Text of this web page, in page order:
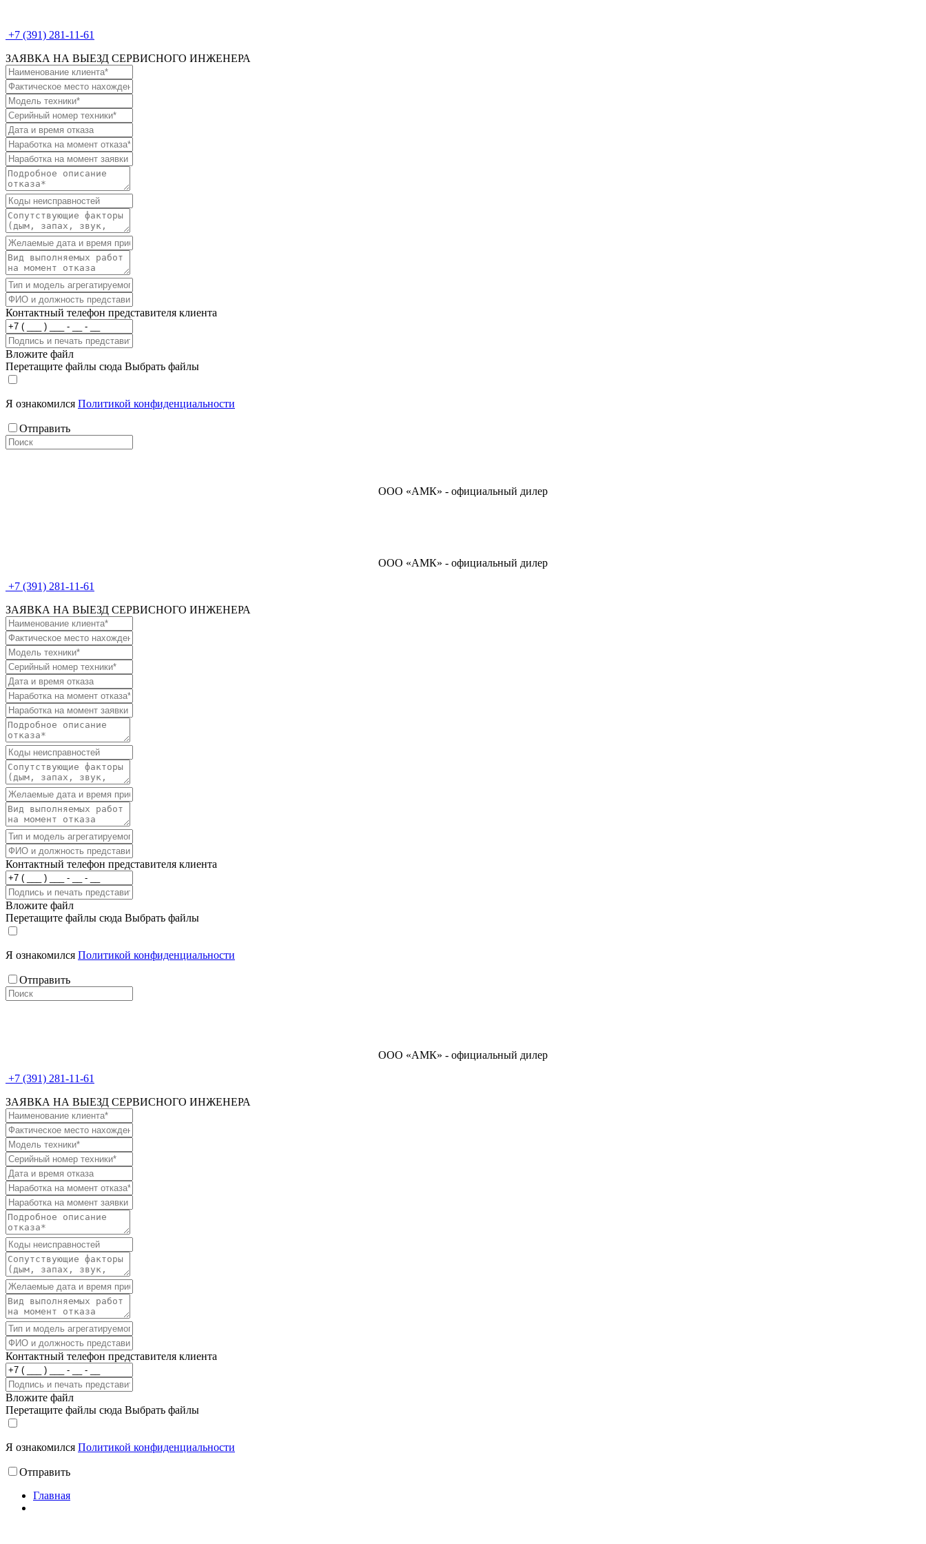
+7 (391) 281-11-61
ЗАЯВКА НА ВЫЕЗД СЕРВИСНОГО ИНЖЕНЕРА
Контактный телефон представителя клиента
Вложите файл
Перетащите файлы сюда Выбрать файлы
Я ознакомился Политикой конфиденциальности
Отправить
ООО «АМК» - официальный дилер
ООО «АМК» - официальный дилер
+7 (391) 281-11-61
ЗАЯВКА НА ВЫЕЗД СЕРВИСНОГО ИНЖЕНЕРА
Контактный телефон представителя клиента
Вложите файл
Перетащите файлы сюда Выбрать файлы
Я ознакомился Политикой конфиденциальности
Отправить
ООО «АМК» - официальный дилер
+7 (391) 281-11-61
ЗАЯВКА НА ВЫЕЗД СЕРВИСНОГО ИНЖЕНЕРА
Контактный телефон представителя клиента
Вложите файл
Перетащите файлы сюда Выбрать файлы
Я ознакомился Политикой конфиденциальности
Отправить
Главная